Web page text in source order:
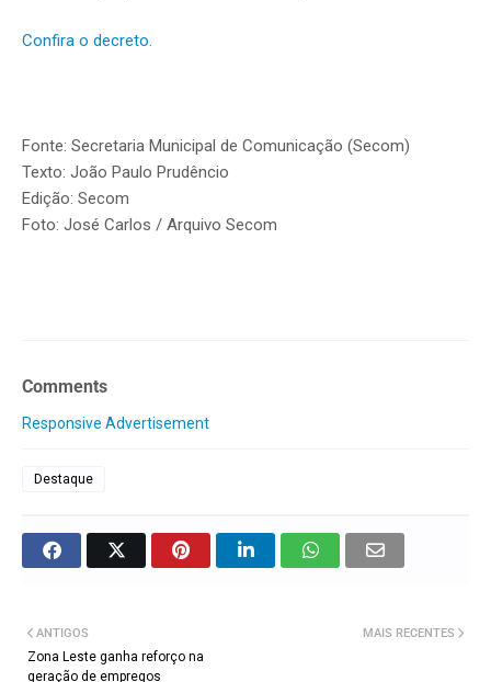
Confira o decreto.
Fonte: Secretaria Municipal de Comunicação (Secom)
Texto: João Paulo Prudêncio
Edição: Secom
Foto: José Carlos / Arquivo Secom
Comments
Responsive Advertisement
Destaque
MAIS RECENTES
ANTIGOS
Zona Leste ganha reforço na
geração de empregos